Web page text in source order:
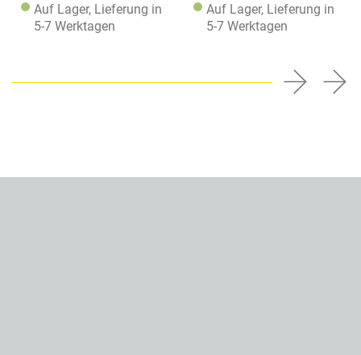
Auf Lager, Lieferung in
5-7 Werktagen
Auf Lager, Lieferung in
5-7 Werktagen